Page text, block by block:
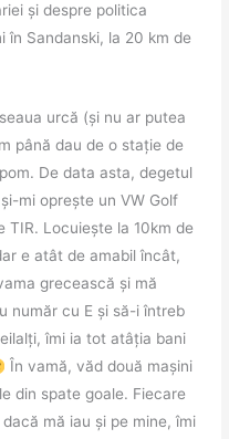
și despre politica
în Sandanski, la 20 km de
urcă (și nu ar putea
până dau de o stație de
De data asta, degetul
mi oprește un VW Golf
Locuiește la 10km de
e atât de amabil încât,
grecească și mă
număr cu E și să-i întreb
îmi ia tot atâția bani
În vamă, văd două mașini
din spate goale. Fiecare
mă iau și pe mine, îmi